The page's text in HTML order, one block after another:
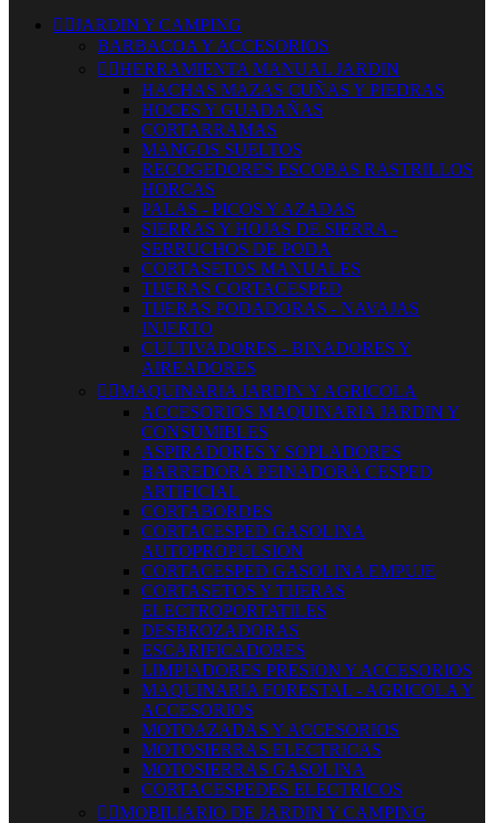
 JARDIN Y CAMPING
BARBACOA Y ACCESORIOS
 HERRAMIENTA MANUAL JARDIN
HACHAS MAZAS CUÑAS Y PIEDRAS
HOCES Y GUADAÑAS
CORTARRAMAS
MANGOS SUELTOS
RECOGEDORES ESCOBAS RASTRILLOS
HORCAS
PALAS - PICOS Y AZADAS
SIERRAS Y HOJAS DE SIERRA -
SERRUCHOS DE PODA
CORTASETOS MANUALES
TIJERAS CORTACESPED
TIJERAS PODADORAS - NAVAJAS
INJERTO
CULTIVADORES - BINADORES Y
AIREADORES
 MAQUINARIA JARDIN Y AGRICOLA
ACCESORIOS MAQUINARIA JARDIN Y
CONSUMIBLES
ASPIRADORES Y SOPLADORES
BARREDORA PEINADORA CESPED
ARTIFICIAL
CORTABORDES
CORTACESPED GASOLINA
AUTOPROPULSION
CORTACESPED GASOLINA EMPUJE
CORTASETOS Y TIJERAS
ELECTROPORTATILES
DESBROZADORAS
ESCARIFICADORES
LIMPIADORES PRESION Y ACCESORIOS
MAQUINARIA FORESTAL - AGRICOLA Y
ACCESORIOS
MOTOAZADAS Y ACCESORIOS
MOTOSIERRAS ELECTRICAS
MOTOSIERRAS GASOLINA
CORTACESPEDES ELECTRICOS
 MOBILIARIO DE JARDIN Y CAMPING